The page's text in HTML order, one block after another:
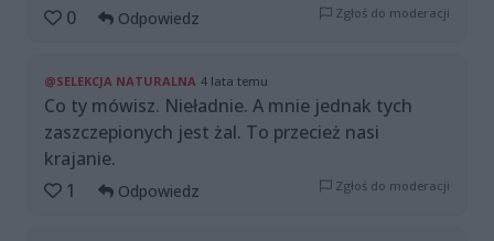
0
Odpowiedz Zgłoś do moderacji
@SELEKCJA NATURALNA 4 lata temu
Co ty mówisz. Nieładnie. A mnie jednak tych
zaszczepionych jest żal. To przecież nasi
krajanie.
1
Odpowiedz Zgłoś do moderacji